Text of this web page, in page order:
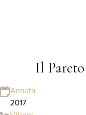
Il
Annata
2017